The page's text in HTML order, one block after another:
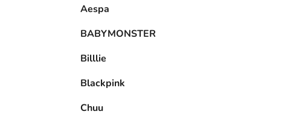
Aespa
BABYMONSTER
Billlie
Blackpink
Chuu